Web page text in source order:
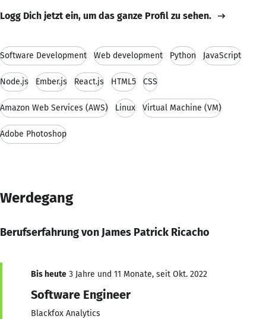
Logg Dich jetzt ein, um das ganze Profil zu sehen.
Software Development Web development Python JavaScript
Node.js Ember.js React.js HTML5 CSS
Amazon Web Services (AWS) Linux Virtual Machine (VM)
Adobe Photoshop
Werdegang
Berufserfahrung von James Patrick Ricacho
Bis heute 3 Jahre und 11 Monate, seit Okt. 2022
Software Engineer
Blackfox Analytics